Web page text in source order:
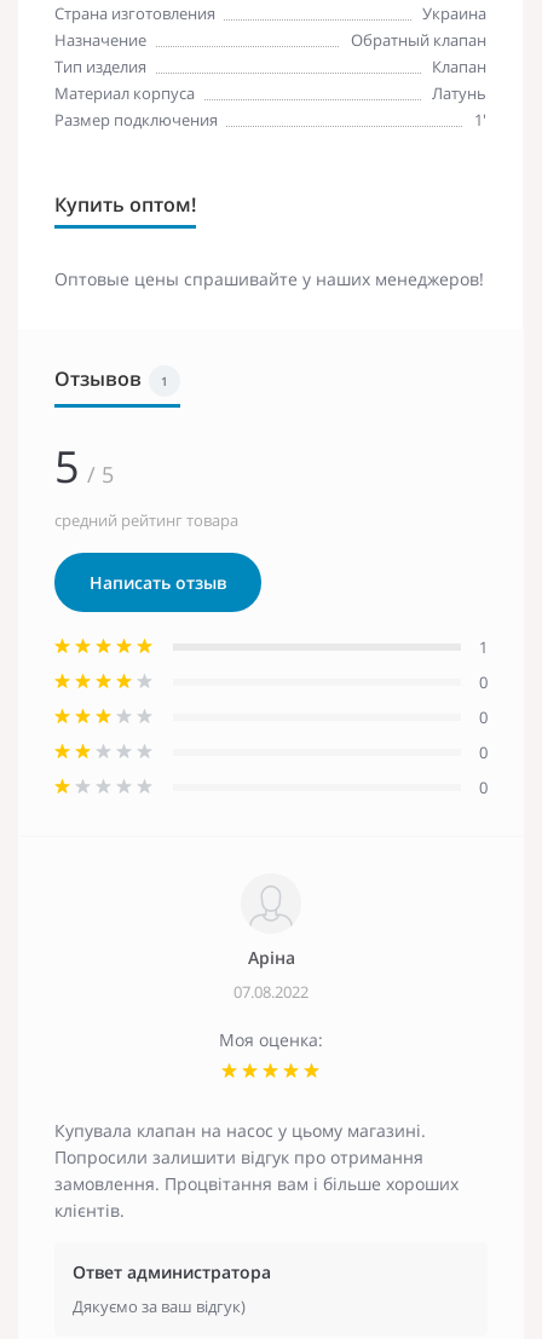
Страна изготовления
Украина
Назначение
Обратный клапан
Тип изделия
Клапан
Материал корпуса
Латунь
Размер подключения
1'
Купить оптом!
Оптовые цены спрашивайте у наших менеджеров!
Отзывов 1
5 / 5
средний рейтинг товара
Написать отзыв
1
0
0
0
0
Аріна
07.08.2022
Моя оценка:
Купувала клапан на насос у цьому магазині.
Попросили залишити відгук про отримання
замовлення. Процвітання вам і більше хороших
клієнтів.
Ответ администратора
Дякуємо за ваш відгук)